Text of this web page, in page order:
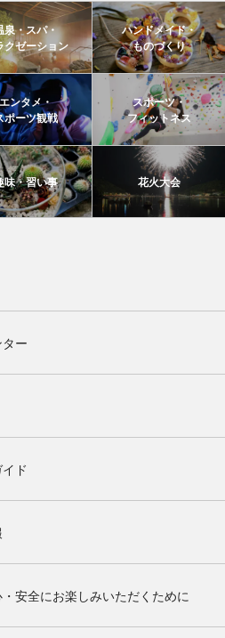
泉・スパ・
クゼーション
ハンドメイド・
ものづくり
ンタメ・
ポーツ観戦
スポーツ・
フィットネス
味・習い事 花火大会
ー
ド
安全にお楽しみいただくために